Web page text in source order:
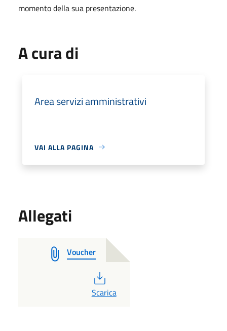
momento della sua presentazione.
A cura di
Area servizi amministrativi
VAI ALLA PAGINA
Allegati
Voucher
PDF
Scarica